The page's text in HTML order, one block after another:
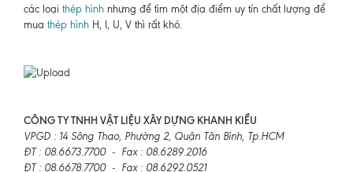
các loại thép hình nhưng để tìm một địa điểm uy tín chất lượng để
mua thép hình H, I, U, V thì rất khó.
CÔNG TY TNHH VẬT LIỆU XÂY DỰNG KHANH KIỀU
VPGD : 14 Sông Thao, Phường 2, Quận Tân Bình, Tp.HCM
ĐT : 08.6673.7700 - Fax : 08.6289.2016
ĐT : 08.6678.7700 - Fax : 08.6292.0521